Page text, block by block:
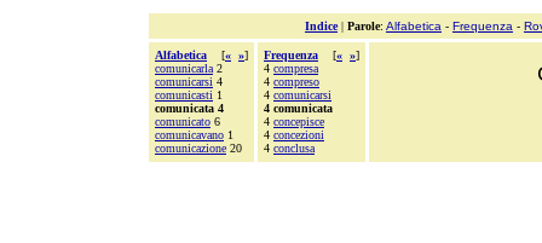
Indice| Parole: Alfabetica - Frequenza -
Alfabetica [« »]
comunicarla 2
comunicarsi 4
comunicasti 1
comunicata 4
comunicato 6
comunicavano 1
comunicazione 20
Frequenza [« »]
4 compresa
4 compreso
4 comunicarsi
4 comunicata
4 concepisce
4 concezioni
4 conclusa